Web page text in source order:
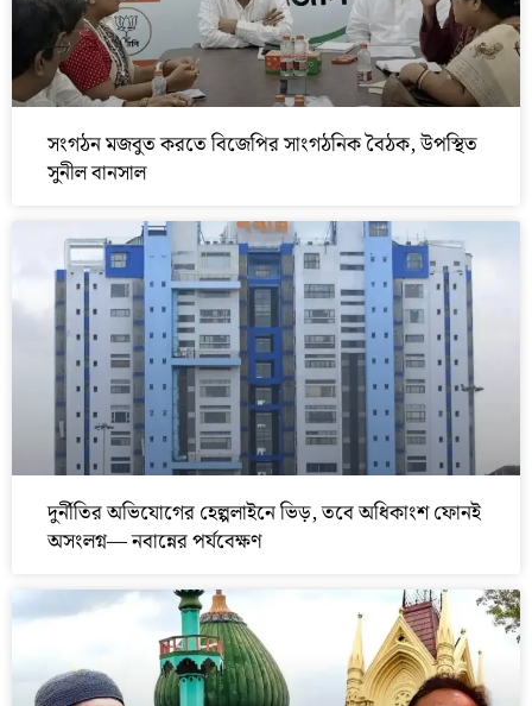
সংগঠন মজবুত করতে বিজেপির সাংগঠনিক বৈঠক, উপস্থিত
সুনীল বানসাল
দুর্নীতির অভিযোগের হেল্পলাইনে ভিড়, তবে অধিকাংশ ফোনই
অসংলগ্ন— নবান্নের পর্যবেক্ষণ